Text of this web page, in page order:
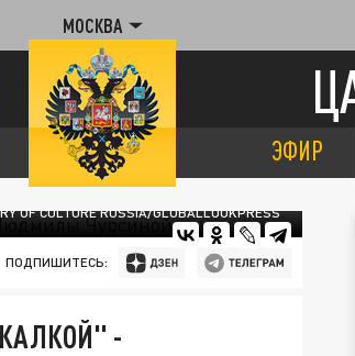
МОСКВА
ЭФИР
OF CULTURE RUSSIA/GLOBALLOOKPRESS
ПОДПИШИТЕСЬ:
-